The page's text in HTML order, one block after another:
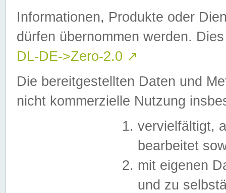
Informationen, Produkte oder
dürfen übernommen werden.
DL-DE->Zero-2.0 ↗
Die bereitgestellten Daten und
nicht kommerzielle Nutzung
vervielfältigt,
bearbeitet
mit eigenen
und zu